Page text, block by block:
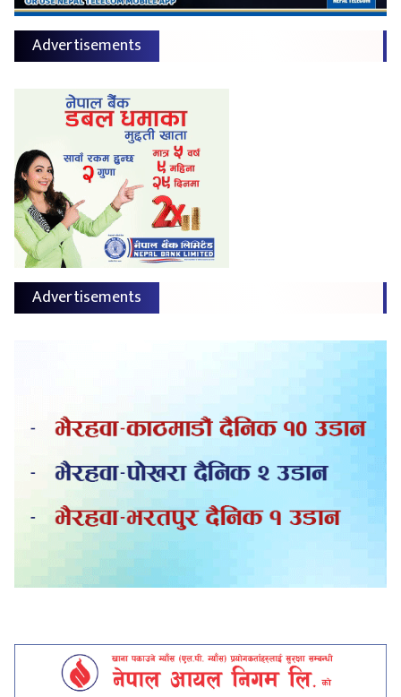
Advertisements
Advertisements